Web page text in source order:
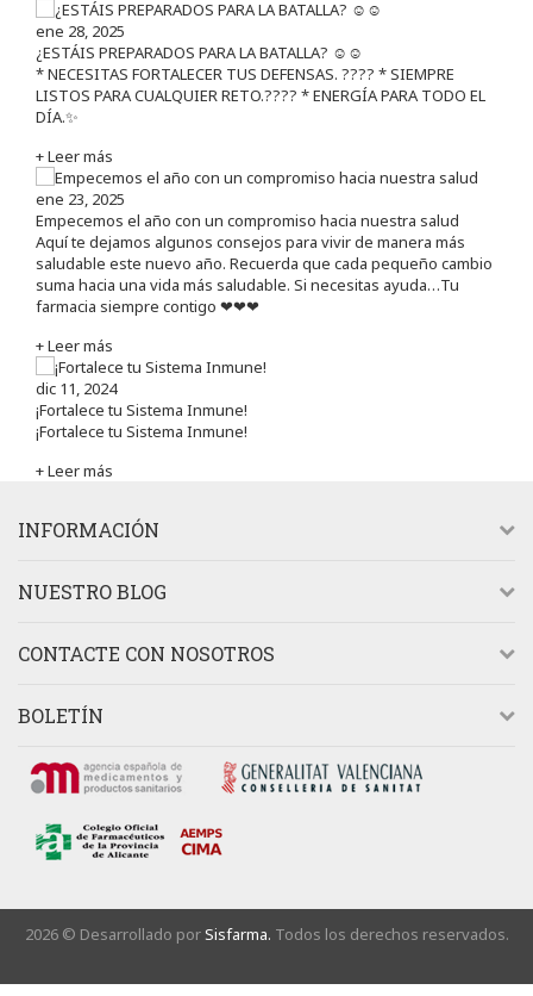
ene 28, 2025
¿ESTÁIS PREPARADOS PARA LA BATALLA? ☺️☺️
* NECESITAS FORTALECER TUS DEFENSAS. ????️ * SIEMPRE
LISTOS PARA CUALQUIER RETO.???? * ENERGÍA PARA TODO EL
DÍA.✨
+ Leer más
ene 23, 2025
Empecemos el año con un compromiso hacia nuestra salud
Aquí te dejamos algunos consejos para vivir de manera más
saludable este nuevo año. Recuerda que cada pequeño cambio
suma hacia una vida más saludable. Si necesitas ayuda…Tu
farmacia siempre contigo ❤❤❤
+ Leer más
dic 11, 2024
¡Fortalece tu Sistema Inmune!
¡Fortalece tu Sistema Inmune!
+ Leer más
INFORMACIÓN
NUESTRO BLOG
CONTACTE CON NOSOTROS
BOLETÍN
2026 © Desarrollado porSisfarma. Todos los derechos reservados.